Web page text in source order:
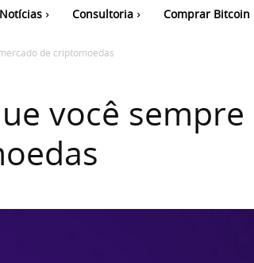
Notícias Consultoria Comprar Bitcoin
de criptomoedas
você